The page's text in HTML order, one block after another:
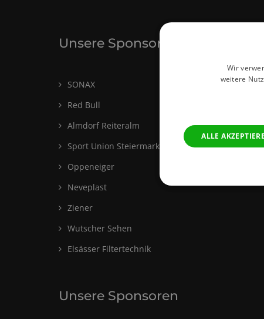
Unsere Sponsoren
SONAX
Red Bull
Almdorf Reiteralm
Sport Union Steiermark
Oppeneiger
Neveplast
Ziener
Wutscher Sehen
Elsässer Filtertechnik
Unsere Sponsoren
Wir
weitere
ALLE